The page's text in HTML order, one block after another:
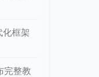
框架
完整教